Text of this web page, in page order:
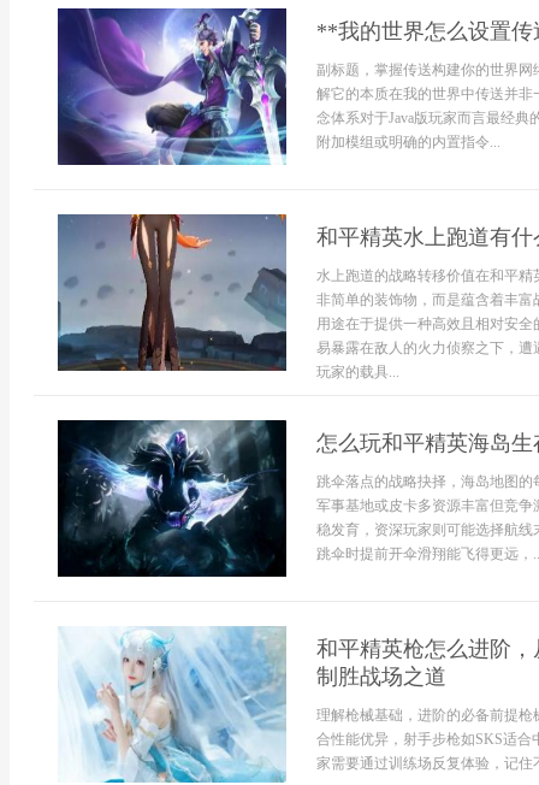
**我的世界怎么设置
副标题，掌握传送构建你的世界
解它的本质在我的世界中传送并
念体系对于Java版玩家而言最经
附加模组或明确的内置指令...
和平精英水上跑道有
水上跑道的战略转移价值在和平
非简单的装饰物，而是蕴含着丰
用途在于提供一种高效且相对安
易暴露在敌人的火力侦察之下，
玩家的载具...
怎么玩和平精英海岛
跳伞落点的战略抉择，海岛地图
军事基地或皮卡多资源丰富但竞
稳发育，资深玩家则可能选择航
跳伞时提前开伞滑翔能飞得更远，
和平精英枪怎么进阶
制胜战场之道
理解枪械基础，进阶的必备前提
合性能优异，射手步枪如SKS适
家需要通过训练场反复体验，记